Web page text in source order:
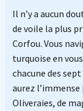
Il n’y a aucun
de voile la plus
Corfou. Vous
turquoise en
chacune des
aurez
Oliveraies, de